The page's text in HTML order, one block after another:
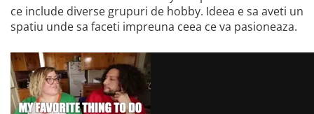
ce include diverse grupuri de hobby. Ideea e sa aveti un
spatiu unde sa faceti impreuna ceea ce va pasioneaza.